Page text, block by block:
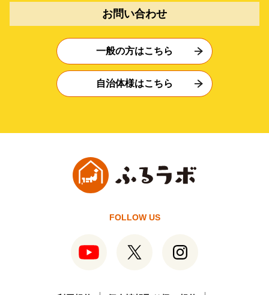
お問い合わせ
一般の方はこちら
自治体様はこちら
FOLLOW US